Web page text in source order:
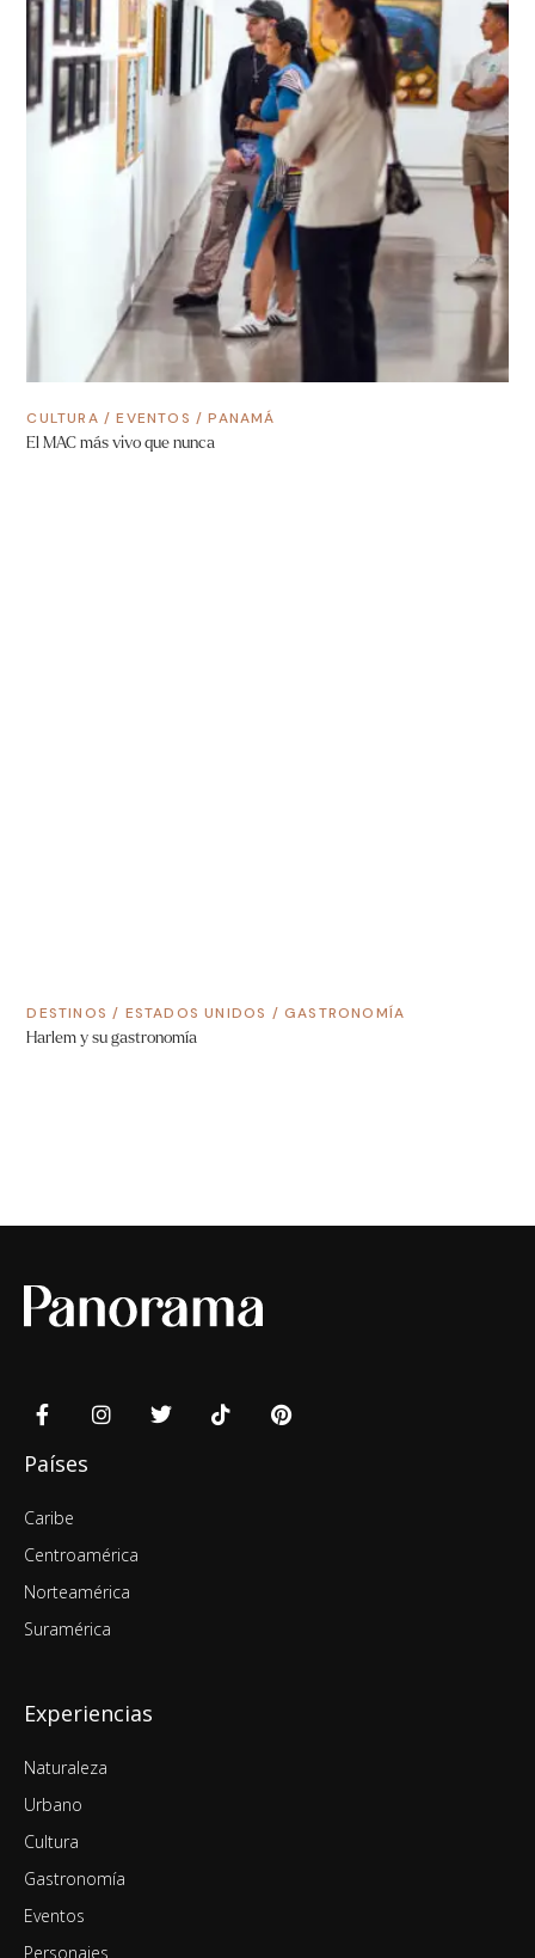
CULTURA /EVENTOS /PANAMÁ
El MAC más vivo que nunca
DESTINOS / ESTADOS UNIDOS /GASTRONOMÍA
Harlem y su gastronomía
Países
Caribe
Centroamérica
Norteamérica
Suramérica
Experiencias
Naturaleza
Urbano
Cultura
Gastronomía
Eventos
Personajes